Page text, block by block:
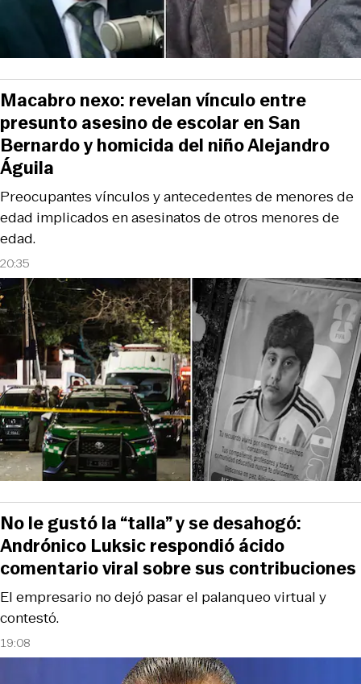
20:35
Preocupantes vínculos y antecedentes de menores de
edad implicados en asesinatos de otros menores de
edad.
Macabro nexo: revelan vínculo entre
presunto asesino de escolar en San
Bernardo y homicida del niño Alejandro
Águila
19:08
El empresario no dejó pasar el palanqueo virtual y
contestó.
No le gustó la “talla” y se desahogó:
Andrónico Luksic respondió ácido
comentario viral sobre sus contribuciones